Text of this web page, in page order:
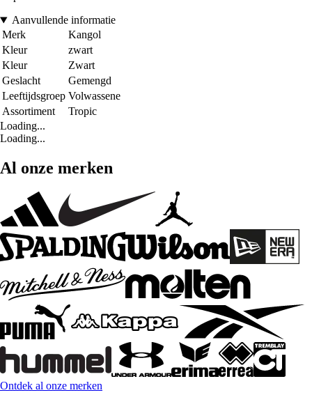
Aanvullende informatie
Merk
Kangol
Kleur
zwart
Kleur
Zwart
Geslacht
Gemengd
Leeftijdsgroep Volwassene
Assortiment
Tropic
Loading...
Loading...
Al onze merken
Ontdek al onze merken